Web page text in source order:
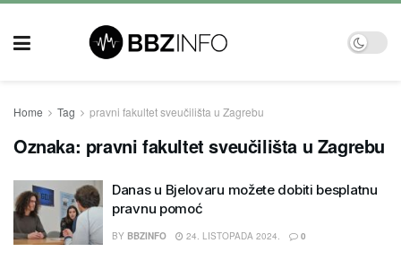
Home Tag pravni fakultet sveučilišta u Zagrebu
Oznaka: pravni fakultet sveučilišta u Zagrebu
Danas u Bjelovaru možete dobiti besplatnu
pravnu pomoć
BY BBZINFO 24. LISTOPADA 2024. 0